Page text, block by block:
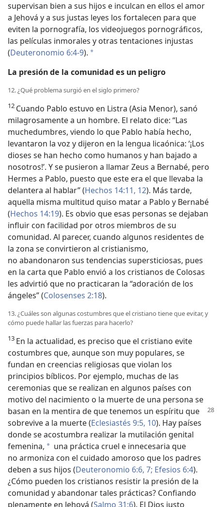
supervisan bien a sus hijos e inculcan en ellos el amor
a Jehová y a sus justas leyes los fortalecen para que
eviten la pornografía, los videojuegos pornográficos,
las películas inmorales y otras tentaciones injustas
(Deuteronomio 6:4-9). *
La presión de la comunidad es un peligro
12. ¿Qué problema surgió en el siglo primero?
12 Cuando Pablo estuvo en Listra (Asia Menor), sanó
milagrosamente a un hombre. El relato dice: “Las
muchedumbres, viendo lo que Pablo había hecho,
levantaron la voz y dijeron en la lengua licaónica: ‘¡Los
dioses se han hecho como humanos y han bajado a
nosotros!’. Y se pusieron a llamar Zeus a Bernabé, pero
Hermes a Pablo, puesto que este era el que llevaba la
delantera al hablar” (Hechos 14:11, 12). Más tarde,
aquella misma multitud quiso matar a Pablo y Bernabé
(Hechos 14:19). Es obvio que esas personas se dejaban
influir con facilidad por otros miembros de su
comunidad. Al parecer, cuando algunos residentes de
la zona se convirtieron al cristianismo,
no abandonaron sus tendencias supersticiosas, pues
en la carta que Pablo envió a los cristianos de Colosas
les advirtió que no practicaran la “adoración de los
ángeles” (Colosenses 2:18).
13. ¿Cuáles son algunas costumbres que el cristiano tiene que evitar, y
cómo puede hallar las fuerzas para hacerlo?
13 En la actualidad, es preciso que el cristiano evite
costumbres que, aunque son muy populares, se
fundan en creencias religiosas que violan los
principios bíblicos. Por ejemplo, muchas de las
ceremonias que se realizan en algunos países con
motivo del nacimiento o la muerte de una persona se
basan en la mentira de que tenemos un espíritu que
sobrevive a la muerte (Eclesiastés 9:5, 10). Hay países
donde se acostumbra realizar la mutilación genital
femenina, * una práctica cruel e innecesaria que
no armoniza con el cuidado amoroso que los padres
deben a sus hijos (Deuteronomio 6:6, 7; Efesios 6:4).
¿Cómo pueden los cristianos resistir la presión de la
comunidad y abandonar tales prácticas? Confiando
plenamente en Jehová (Salmo 31:6). El Dios justo